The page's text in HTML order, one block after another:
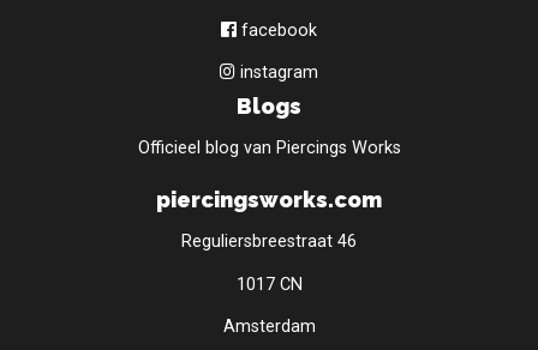
facebook
instagram
Blogs
Officieel blog van Piercings Works
piercingsworks.com
Reguliersbreestraat 46
1017 CN
Amsterdam